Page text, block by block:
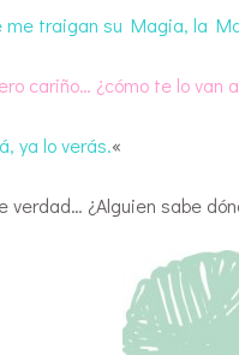
me traigan su Magia, la
cariño… ¿cómo te lo van
ya lo verás.«
¿Alguien sabe